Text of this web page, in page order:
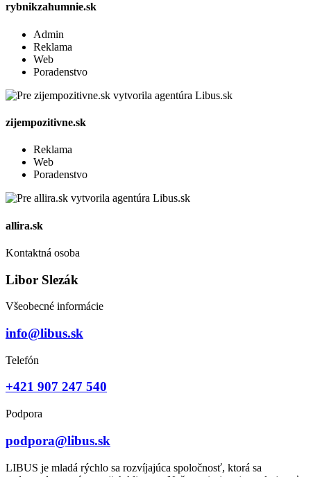
rybnikzahumnie.sk
Admin
Reklama
Web
Poradenstvo
zijempozitivne.sk
Reklama
Web
Poradenstvo
allira.sk
Kontaktná osoba
Libor Slezák
Všeobecné informácie
info@libus.sk
Telefón
+421 907 247 540
Podpora
podpora@libus.sk
LIBUS je mladá rýchlo sa rozvíjajúca spoločnosť, ktorá sa